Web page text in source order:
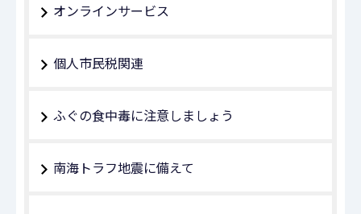
オンラインサービス
個人市民税関連
ふぐの食中毒に注意しましょう
南海トラフ地震に備えて